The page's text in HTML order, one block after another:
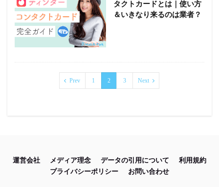
タクトカードとは｜使い方
＆いきなり来るのは業者？
Prev 1 2 3 Next
運営会社 メディア理念 データの引用について
利用規約
プライバシーポリシー
お問い合わせ